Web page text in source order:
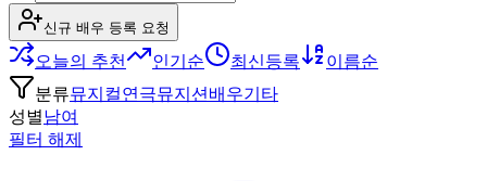
신규 배우 등록 요청
오늘의 추천 인기순 최신등록
이름순
분류뮤지컬연극뮤지션 배우기타
성별남여
필터 해제